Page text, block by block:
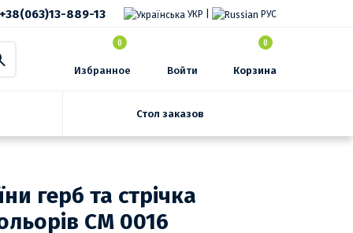
+38(063)13-889-13 УКР РУС
0
Избранное Войти
0
Корзина
Стол заказов
герб та стрічка
СМ 0016